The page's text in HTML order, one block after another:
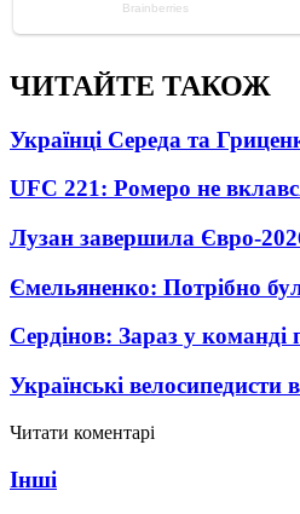
ЧИТАЙТЕ ТАКОЖ
Українці Середа та
UFC 221: Ромеро не
Лузан завершила Євро-
Ємельяненко: Потрібно
Сердінов: Зараз у
Українські
Читати коментарі
Інші